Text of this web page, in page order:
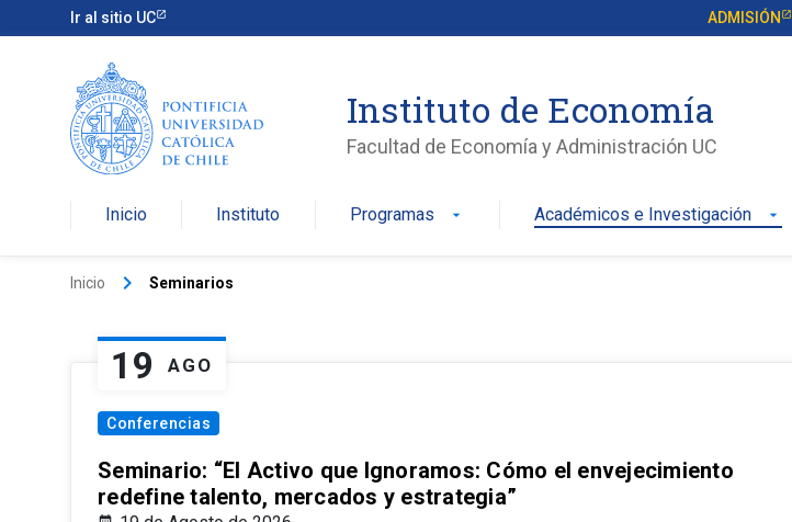
Ir al sitio UC ADMISIÓN
Instituto de Economía
Facultad de Economía y Administración UC
Inicio Instituto Programas arrow_drop_down Académicos e Investigación arrow_drop_down
Inicio keyboard_arrow_right Seminarios
19 AGO
Conferencias
Seminario: “El Activo que Ignoramos: Cómo el envejecimiento
redefine talento, mercados y estrategia”